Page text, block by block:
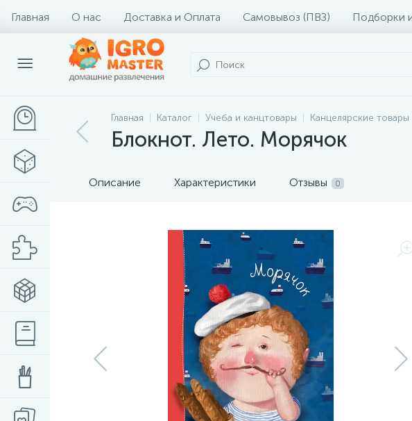
Главная О нас Доставка и Оплата Самовывоз (ПВЗ) Подборки
Главная Каталог Учеба и канцтовары Канцелярские товары
Блокнот. Лето. Морячок
Описание Характеристики Отзывы 0